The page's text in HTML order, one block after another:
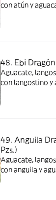
con atún y
48. Ebi Dragón
Aguacate,
con langostino y
49. Anguila
Pzs.)
Aguacate,
con anguila y